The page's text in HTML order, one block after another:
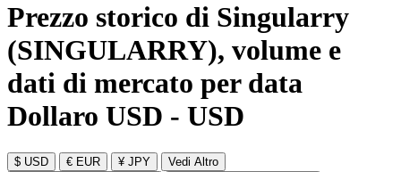
Prezzo storico di Singularry
(SINGULARRY), volume e
dati di mercato per data
Dollaro USD - USD
$ USD € EUR ¥ JPY
Vedi Altro